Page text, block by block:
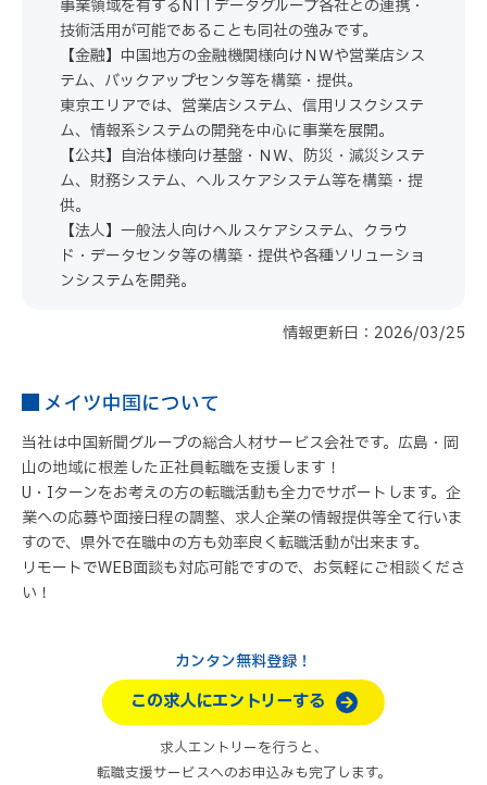
事業領域を有するNTTデータグループ各社との連携・
技術活用が可能であることも同社の強みです。
【金融】中国地方の金融機関様向けＮＷや営業店シス
テム、バックアップセンタ等を構築・提供。
東京エリアでは、営業店システム、信用リスクシステ
ム、情報系システムの開発を中心に事業を展開。
【公共】自治体様向け基盤・ＮＷ、防災・減災システ
ム、財務システム、ヘルスケアシステム等を構築・提
供。
【法人】一般法人向けヘルスケアシステム、クラウ
ド・データセンタ等の構築・提供や各種ソリューショ
ンシステムを開発。
情報更新日：2026/03/25
メイツ中国について
当社は中国新聞グループの総合人材サービス会社です。広島・岡
山の地域に根差した正社員転職を支援します！
U・Iターンをお考えの方の転職活動も全力でサポートします。企
業への応募や面接日程の調整、求人企業の情報提供等全て行いま
すので、県外で在職中の方も効率良く転職活動が出来ます。
リモートでWEB面談も対応可能ですので、お気軽にご相談くださ
い！
カンタン無料登録！
この求人にエントリーする
求人エントリーを行うと、
転職支援サービスへのお申込みも完了します。